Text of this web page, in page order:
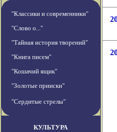
"Классики и современники"
"Слово о..."
"Тайная история творений"
"Книга писем"
"Кошачий ящик"
"Золотые прииски"
"Сердитые стрелы"
КУЛЬТУРА